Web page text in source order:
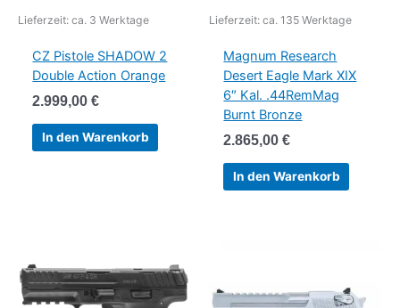
Lieferzeit: ca. 3 Werktage
CZ Pistole SHADOW 2
Double Action Orange
2.999,00€
In den Warenkorb
Lieferzeit: ca. 135 Werktage
Magnum Research
Desert Eagle Mark XIX
6″ Kal. .44RemMag
Burnt Bronze
2.865,00€
In den Warenkorb